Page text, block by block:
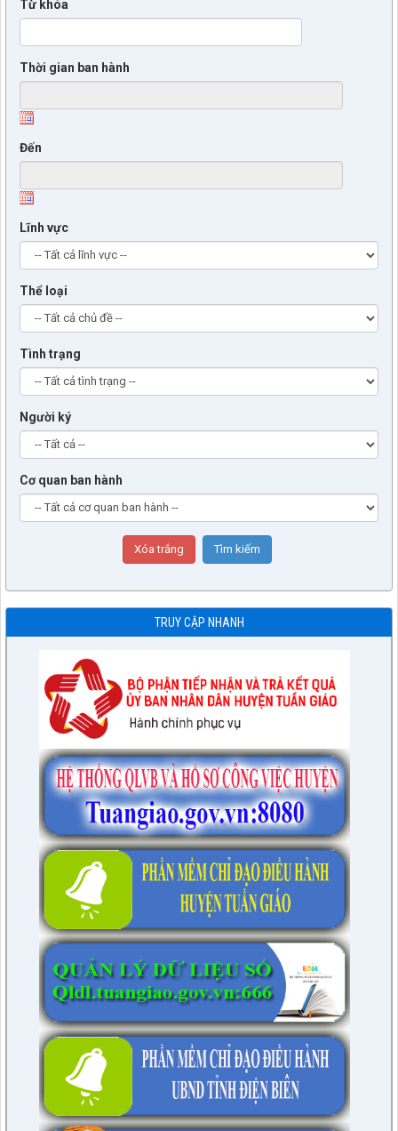
Từ khóa
Thời gian ban hành
Đến
Lĩnh vực
Thể loại
Tình trạng
Người ký
Cơ quan ban hành
TRUY CẬP NHANH